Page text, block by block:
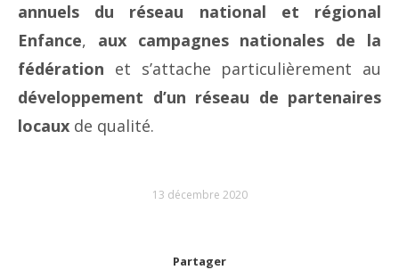
annuels du réseau national et régional
Enfance, aux campagnes nationales de la
fédération et s’attache particulièrement au
développement d’un réseau de partenaires
locaux de qualité.
13 décembre 2020
Partager